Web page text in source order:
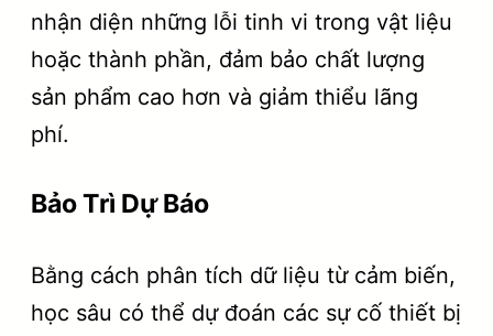
nhận diện những lỗi tinh vi trong vật liệu
hoặc thành phần, đảm bảo chất lượng
sản phẩm cao hơn và giảm thiểu lãng
phí.
Bảo Trì Dự Báo
Bằng cách phân tích dữ liệu từ cảm biến,
học sâu có thể dự đoán các sự cố thiết bị